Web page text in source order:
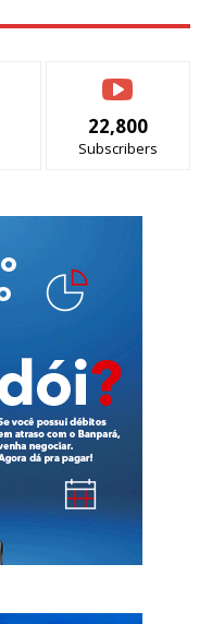
22,800
Subscribers